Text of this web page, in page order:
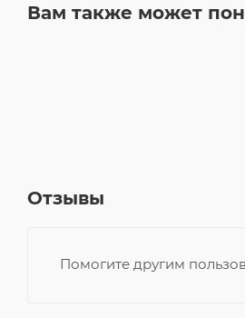
Вам также может
Отзывы
Помогите другим